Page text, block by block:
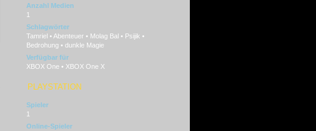
Anzahl Medien
1
Schlagwörter
Tamriel • Abenteuer • Molag Bal • Psijik •
Bedrohung • dunkle Magie
Verfügbar für
XBOX One • XBOX One X
PLAYSTATION
Spieler
1
Online-Spieler